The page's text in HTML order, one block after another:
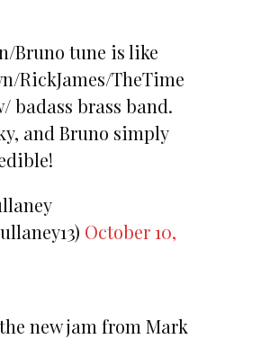
Bruno tune is like
RickJames/TheTime
badass brass band.
and Bruno simply
October 10,
new jam from Mark